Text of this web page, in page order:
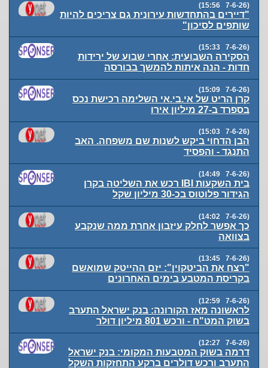
(7-6-26 15:56)
"דיירים בהתחדשות עירונית גם צריכים להיות
שותפים לסיכון"
(7-6-26 15:33)
הסקירה השבועית: אחרי שבוע של ירידות
חדות - הנה איתות להמשך בבורסה
(7-6-26 15:09)
קרן הריט של אי.בי.אי השלימה רכישת נכס
בספרד ב-27 מיליון אירו
(7-6-26 15:03)
הבן הדחוי ביקש לשנות שם משפחה. האב
התנגד - והפסיד
(7-6-26 14:49)
בית השקעות IBI רכש את השליטה בקרן
הגידור פלוטוס בכ-30 מיליון שקל
(7-6-26 14:02)
כך אפשר לחלק עיזבון אחרת ממה שנקבע
בצוואה
(7-6-26 13:45)
"רצח את הביטקוין": יזם ההייטק שמואשם
בקריסת המטבע בימים האחרונים
(7-6-26 12:59)
לראשונה מאז הקורונה: בנק ישראל התערב
בשוק המט"ח - ורכש 801 מיליון דולר
(7-6-26 12:27)
דרמה בשוק המטבעות המקומי: בנק ישראל
התערב ורכש דולרים ברקע התחזקות השקל